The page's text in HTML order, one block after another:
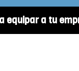
a tu